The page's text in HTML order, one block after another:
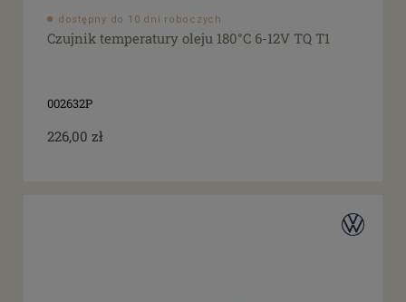
dostępny do 10 dni roboczych
Czujnik temperatury oleju 180°C 6-12V TQ T1
002632P
226,00 zł